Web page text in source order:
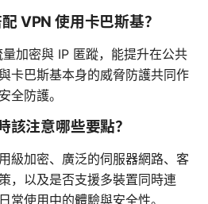
VPN 使用卡巴斯基？
加密與 IP 匿蹤，能提升在公共
卡巴斯基本身的威脅防護共同作
全防護。
該注意哪些要點？
級加密、廣泛的伺服器網路、客
，以及是否支援多裝置同時連
常使用中的體驗與安全性。